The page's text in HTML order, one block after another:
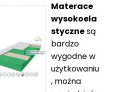
Materace
wysokoela
stycznesą
bardzo
wygodne w
użytkowaniu
, można